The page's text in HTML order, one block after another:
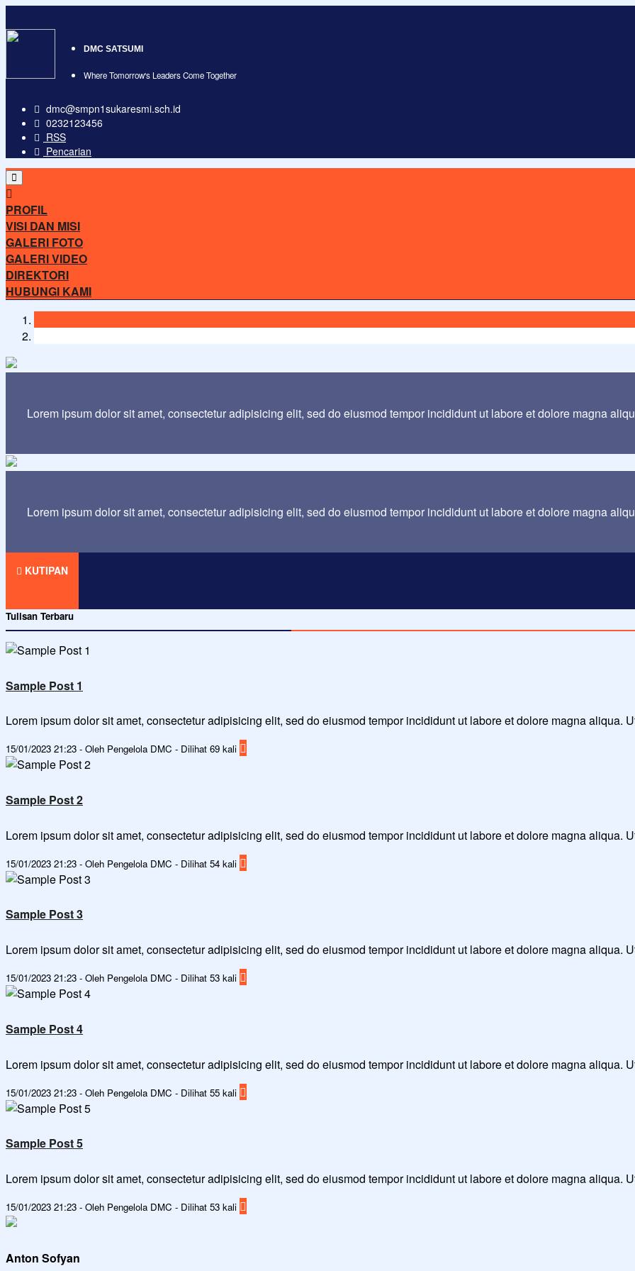
DMC SATSUMI
Where Tomorrow's Leaders Come Together
dmc@smpn1sukaresmi.sch.id
0232123456
RSS
Pencarian
PROFIL
VISI DAN MISI
GALERI FOTO
GALERI VIDEO
DIREKTORI
HUBUNGI KAMI
Lorem ipsum dolor sit amet, consectetur adipisicing elit, sed do eiusmod tempor incididunt ut labore et dolore magna
Lorem ipsum dolor sit amet, consectetur adipisicing elit, sed do eiusmod tempor incididunt ut labore et dolore magna
KUTIPAN
Tulisan Terbaru
Sample Post 1
Lorem ipsum dolor sit amet, consectetur adipisicing elit, sed do eiusmod tempor incididunt ut labore et dolore magna aliqua.
15/01/2023 21:23 - Oleh Pengelola DMC - Dilihat 69 kali
Sample Post 2
Lorem ipsum dolor sit amet, consectetur adipisicing elit, sed do eiusmod tempor incididunt ut labore et dolore magna aliqua.
15/01/2023 21:23 - Oleh Pengelola DMC - Dilihat 54 kali
Sample Post 3
Lorem ipsum dolor sit amet, consectetur adipisicing elit, sed do eiusmod tempor incididunt ut labore et dolore magna aliqua.
15/01/2023 21:23 - Oleh Pengelola DMC - Dilihat 53 kali
Sample Post 4
Lorem ipsum dolor sit amet, consectetur adipisicing elit, sed do eiusmod tempor incididunt ut labore et dolore magna aliqua.
15/01/2023 21:23 - Oleh Pengelola DMC - Dilihat 55 kali
Sample Post 5
Lorem ipsum dolor sit amet, consectetur adipisicing elit, sed do eiusmod tempor incididunt ut labore et dolore magna aliqua.
15/01/2023 21:23 - Oleh Pengelola DMC - Dilihat 53 kali
Anton Sofyan